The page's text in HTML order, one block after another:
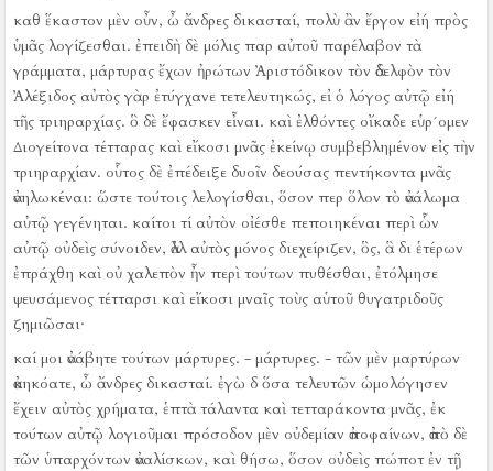
καθ ἕκαστον μὲν οὖν, ὦ ἄνδρες δικασταί, πολὺ ἂν ἔργον εἰή πρὸς
ὑμᾶς λογίζεσθαι. ἐπειδὴ δὲ μόλις παρ αὐτοῦ παρέλαβον τὰ
γράμματα, μάρτυρας ἔχων ἠρώτων Ἀριστόδικον τὸν ἀδελφὸν τὸν
Ἀλέξιδος αὐτὸς γὰρ ἐτύγχανε τετελευτηκώς, εἰ ὁ λόγος αὐτῷ εἰή
τῆς τριηραρχίας. ὃ δὲ ἔφασκεν εἶναι. καὶ ἐλθόντες οἴκαδε εὑρ´ομεν
Διογείτονα τέτταρας καὶ εἴκοσι μνᾶς ἐκείνῳ συμβεβλημένον εἰς τὴν
τριηραρχίαν. οὗτος δὲ ἐπέδειξε δυοῖν δεούσας πεντήκοντα μνᾶς
ἀνηλωκέναι: ὥστε τούτοις λελογίσθαι, ὅσον περ ὅλον τὸ ἀνάλωμα
αὐτῷ γεγένηται. καίτοι τί αὐτὸν οἰέσθε πεποιηκέναι περὶ ὧν
αὐτῷ οὐδεὶς σύνοιδεν, ἀλλ αὐτὸς μόνος διεχείριζεν, ὃς, ἃ δι ἑτέρων
ἐπράχθη καὶ οὐ χαλεπὸν ἦν περὶ τούτων πυθέσθαι, ἐτόλμησε
ψευσάμενος τέτταρσι καὶ εἴκοσι μναῖς τοὺς αὑτοῦ θυγατριδοῦς
ζημιῶσαι·
καί μοι ἀνάβητε τούτων μάρτυρες. - μάρτυρες. - τῶν μὲν μαρτύρων
ἀκηκόατε, ὦ ἄνδρες δικασταί. ἐγὼ δ ὅσα τελευτῶν ὡμολόγησεν
ἔχειν αὐτὸς χρήματα, ἑπτὰ τάλαντα καὶ τετταράκοντα μνᾶς, ἐκ
τούτων αὐτῷ λογιοῦμαι πρόσοδον μὲν οὐδεμίαν ἀποφαίνων, ἀπὸ δὲ
τῶν ὑπαρχόντων ἀναλίσκων, καὶ θήσω, ὅσον οὐδεὶς πώποτ ἐν τῇ